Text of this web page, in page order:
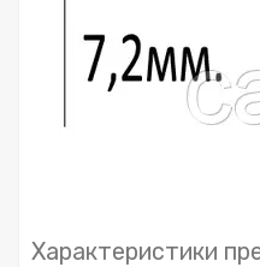
Характеристики